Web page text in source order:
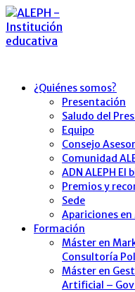
¿Quiénes somos?
Presentación
Saludo del
Equipo
Consejo Asesor
Comunidad
ADN ALEPH El
Premios y
Sede
Apariciones en
Formación
Máster en
Consultoría
Máster en
Artificial –